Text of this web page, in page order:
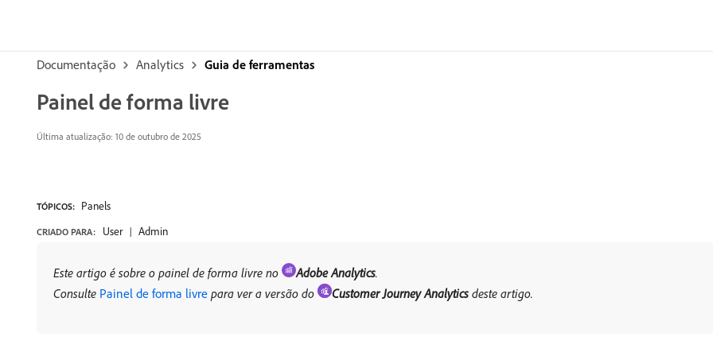
Documentação Analytics Guia de ferramentas
Painel de forma livre
Última atualização: 10 de outubro de 2025
TÓPICOS: Panels
CRIADO PARA: User Admin
Este artigo é sobre o painel de forma livre no Adobe Analytics.
Consulte Painel de forma livre para ver a versão do Customer Journey Analytics deste artigo.